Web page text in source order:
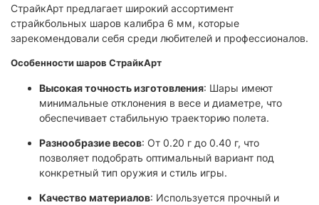
СтрайкАрт предлагает широкий ассортимент
страйкбольных шаров калибра 6 мм, которые
зарекомендовали себя среди любителей и профессионалов.​
Особенности шаров СтрайкАрт
Высокая точность изготовления: Шары имеют
минимальные отклонения в весе и диаметре, что
обеспечивает стабильную траекторию полета.
Разнообразие весов: От 0.20 г до 0.40 г, что
позволяет подобрать оптимальный вариант под
конкретный тип оружия и стиль игры.
Качество материалов: Используется прочный и